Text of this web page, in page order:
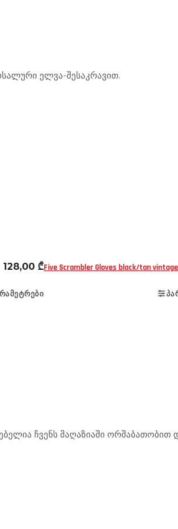
ელვა-შესაკრავით.
128,00 ₾Five Scrambler Gloves black/tan vintage
ჩვენს მაღაზიაში ორშაბათობით